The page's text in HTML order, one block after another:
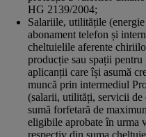
HG 2139/2004;
Salariile, utilitățile
abonament telefon și
cheltuielile aferente
producție sau spații
aplicanții care își asumă
muncă prin intermediul
(salarii, utilități, servicii
sumă forfetară de
eligibile aprobate în urma
respectiv din suma